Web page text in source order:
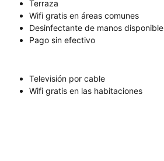
Terraza
Wifi gratis en áreas comunes
Desinfectante de manos disponible
Pago sin efectivo
Televisión por cable
Wifi gratis en las habitaciones